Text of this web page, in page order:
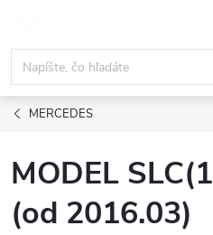
obsah
MERCEDES
MODEL
(od 2016.03)